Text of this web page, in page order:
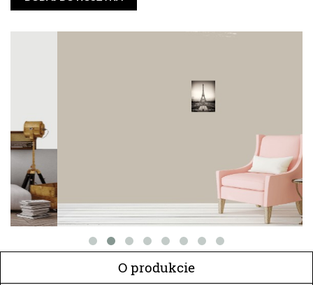
O produkcie